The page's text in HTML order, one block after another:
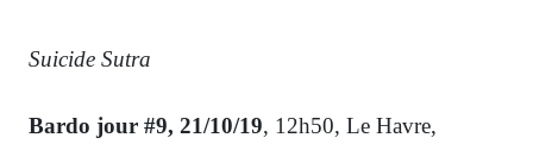
Suicide Sutra
Bardo jour #9, 21/10/19, 12h50, Le Havre,